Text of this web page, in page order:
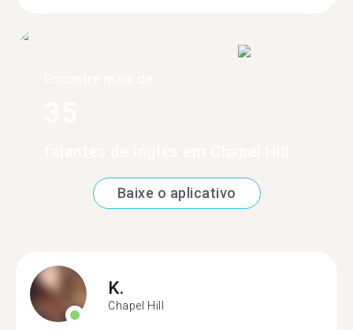
Baixe o aplicativo
K.
Chapel Hill